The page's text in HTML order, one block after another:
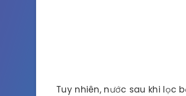
Tuy nhiên, nước sau khi lọc